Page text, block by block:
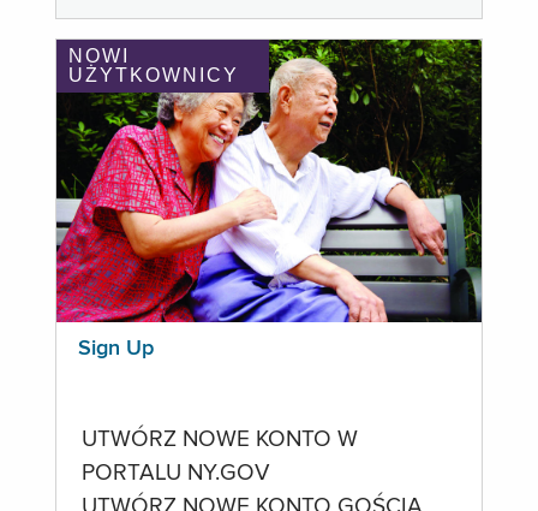
NOWI
UŻYTKOWNICY
Sign Up
UTWÓRZ NOWE KONTO W
PORTALU NY.GOV